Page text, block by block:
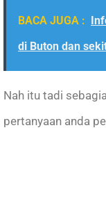
BACA JUGA :
di Buton dan
Nah itu tadi
pertanyaan anda